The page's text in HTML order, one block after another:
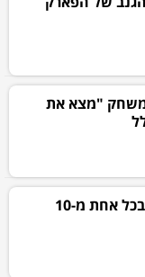
"מצא את
מצאו את יוצא הדופן בכל אחת מ-10